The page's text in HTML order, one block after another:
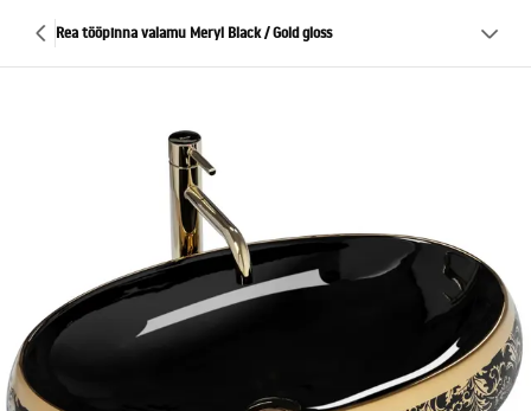
Rea tööpinna valamu Meryl Black / Gold gloss